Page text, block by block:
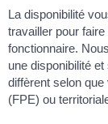
La disponibilité
travailler pour
fonctionnaire.
une disponibilité
diffèrent selon que
(FPE) ou